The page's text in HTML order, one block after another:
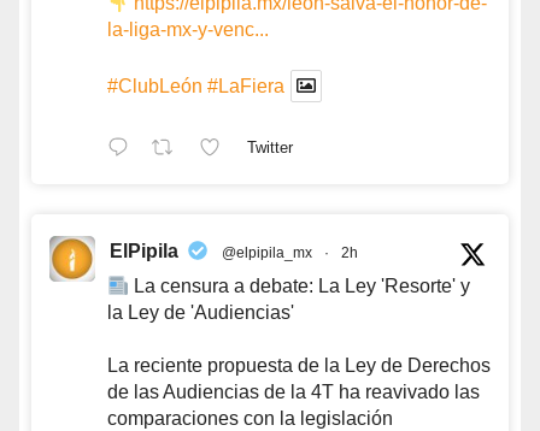
la-liga-mx-y-venc...
#ClubLeón #LaFiera
Twitter
ElPipila @elpipila_mx · 2h
La censura a debate: La Ley 'Resorte' y
la Ley de 'Audiencias'
La reciente propuesta de la Ley de Derechos
de las Audiencias de la 4T ha reavivado las
comparaciones con la legislación